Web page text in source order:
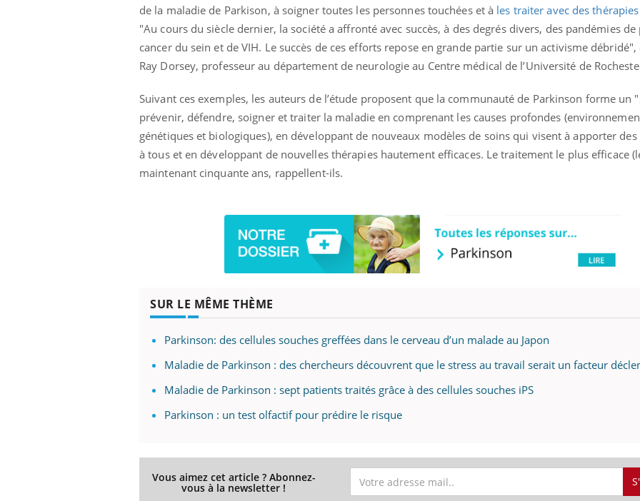
de la maladie de Parkison, à soigner toutes les personnes touchées et à les traiter avec des
"Au cours du siècle dernier, la société a affronté avec succès, à des degrés divers, des pandémies
cancer du sein et de VIH. Le succès de ces efforts repose en grande partie sur un activisme
Ray Dorsey, professeur au département de neurologie au Centre médical de l’Université de
Suivant ces exemples, les auteurs de l’étude proposent que la communauté de Parkinson forme un
prévenir, défendre, soigner et traiter la maladie en comprenant les causes profondes
génétiques et biologiques), en développant de nouveaux modèles de soins qui visent à apporter
à tous et en développant de nouvelles thérapies hautement efficaces. Le traitement le plus efficace
maintenant cinquante ans, rappellent-ils.
SUR LE MÊME THÈME
Parkinson: des cellules souches greffées dans le cerveau d’un malade au Japon
Maladie de Parkinson : des chercheurs découvrent que le stress au travail serait un facteur
Maladie de Parkinson : sept patients traités grâce à des cellules souches iPS
Parkinson : un test olfactif pour prédire le risque
Vous aimez cet article ? Abonnez-
vous à la newsletter !